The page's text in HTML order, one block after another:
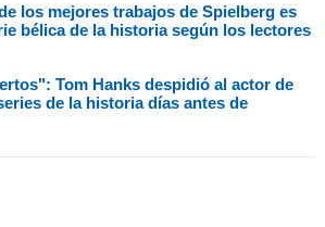
los mejores trabajos de Spielberg es
bélica de la historia según los lectores
Tom Hanks despidió al actor de
de la historia días antes de